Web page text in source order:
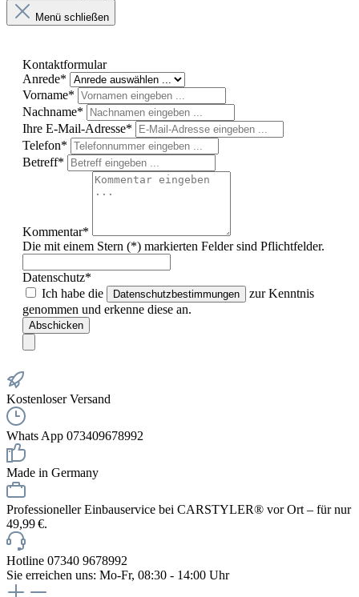
Menü schließen
Kontaktformular
Anrede*
Vorname*
Nachname*
Ihre E-Mail-Adresse*
Telefon*
Betreff*
Kommentar*
Die mit einem Stern (*) markierten Felder sind Pflichtfelder.
Datenschutz*
Ich habe die
Datenschutzbestimmungen
zur Kenntnis
genommen und erkenne diese an.
Abschicken
Kostenloser Versand
Whats App 073409678992
Made in Germany
Professioneller Einbauservice bei CARSTYLER® vor Ort – für nur
49,99 €.
Hotline 07340 9678992
Sie erreichen uns: Mo-Fr, 08:30 - 14:00 Uhr